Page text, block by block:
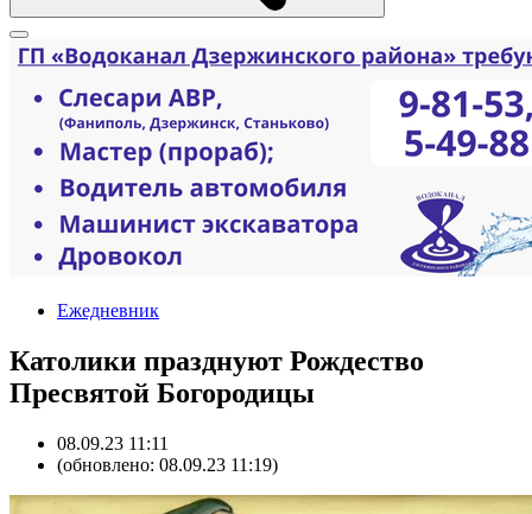
Ежедневник
Католики празднуют Рождество
Пресвятой Богородицы
08.09.23 11:11
(обновлено: 08.09.23 11:19)